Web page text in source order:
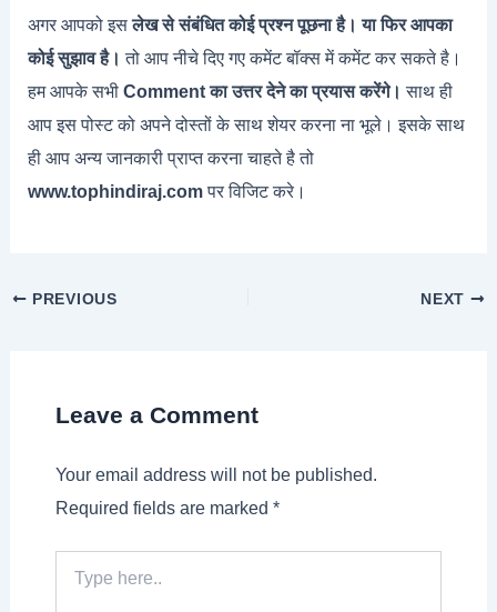
अगर आपको इसलेख से संबंधित कोई प्रश्न पूछना है। या फिर आपका
कोई सुझाव है। तो आप नीचे दिए गए कमेंट बॉक्स में कमेंट कर सकते है।
हम आपके सभीComment का उत्तर देने का प्रयास करेंगे। साथ ही
आप इस पोस्ट को अपने दोस्तों के साथ शेयर करना ना भूले। इसके साथ
ही आप अन्य जानकारी प्राप्त करना चाहते है तो
www.tophindiraj.comपर विजिट करे।
PREVIOUS NEXT
Leave a Comment
Your email address will not be published.
Required fields are marked *
here..